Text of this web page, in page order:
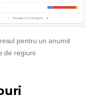
pentru un anumit
de regiuni